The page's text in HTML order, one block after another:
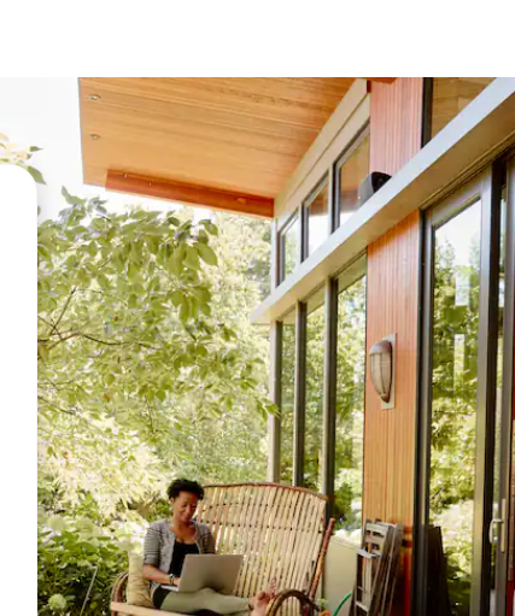
le haut et vers le bas pour les parcourir ou en appuyant et en